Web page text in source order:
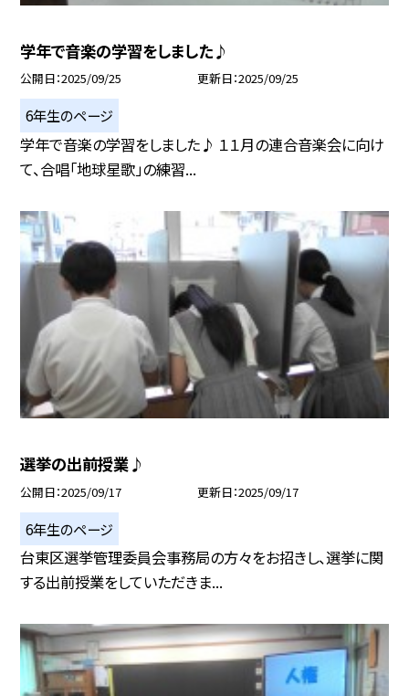
学年で音楽の学習をしました♪
公開日 2025/09/25 更新日 2025/09/25
6年生のページ
学年で音楽の学習をしました♪ １１月の連合音楽会に向け
て、合唱「地球星歌」の練習...
選挙の出前授業♪
公開日 2025/09/17 更新日 2025/09/17
6年生のページ
台東区選挙管理委員会事務局の方々をお招きし、選挙に関
する出前授業をしていただきま...